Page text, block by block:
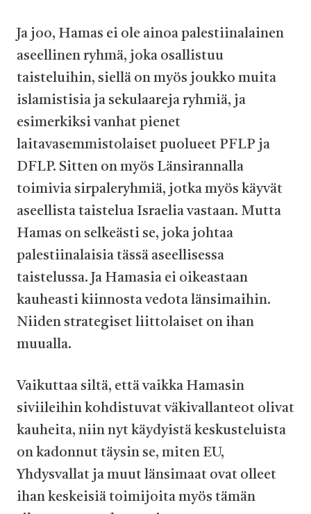
Ja joo, Hamas ei ole ainoa palestiinalainen
aseellinen ryhmä, joka osallistuu
taisteluihin, siellä on myös joukko muita
islamistisia ja sekulaareja ryhmiä, ja
esimerkiksi vanhat pienet
laitavasemmistolaiset puolueet PFLP ja
DFLP. Sitten on myös Länsirannalla
toimivia sirpaleryhmiä, jotka myös käyvät
aseellista taistelua Israelia vastaan. Mutta
Hamas on selkeästi se, joka johtaa
palestiinalaisia tässä aseellisessa
taistelussa. Ja Hamasia ei oikeastaan
kauheasti kiinnosta vedota länsimaihin.
Niiden strategiset liittolaiset on ihan
muualla.
Vaikuttaa siltä, että vaikka Hamasin
siviileihin kohdistuvat väkivallanteot olivat
kauheita, niin nyt käydyistä keskusteluista
on kadonnut täysin se, miten EU,
Yhdysvallat ja muut länsimaat ovat olleet
ihan keskeisiä toimijoita myös tämän